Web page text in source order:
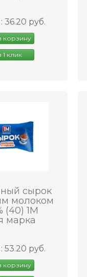
36.20 руб.
корзину
1 клик
сырок
молоком
(40) 1М
марка
53.20 руб.
корзину